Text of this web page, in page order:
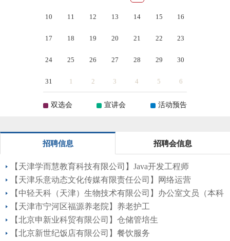
10 11 12 13 14 15 16
17 18 19 20 21 22 23
24 25 26 27 28 29 30
31 1 2 3 4 5 6
双选会 宣讲会 活动预告
招聘信息 招聘会信息
【天津学而慧教育科技有限公司】Java开发工程师
【天津乐意动态文化传媒有限责任公司】网络运营
【中轻天科（天津）生物技术有限公司】办公室文员（本科
岗，仅招 1 人）
【天津市宁河区福源养老院】养老护工
【北京申新业科贸有限公司】仓储管培生
【北京新世纪饭店有限公司】餐饮服务